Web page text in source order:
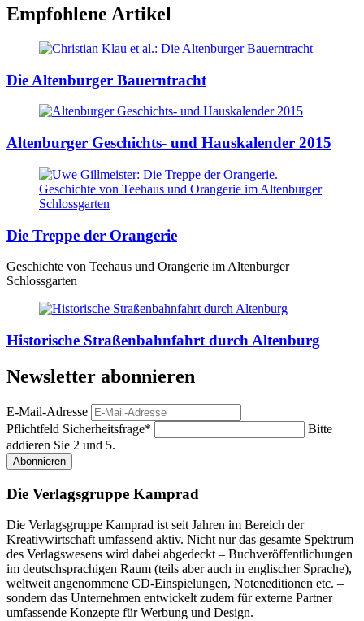
Empfohlene Artikel
Die Altenburger Bauerntracht
Altenburger Geschichts- und Hauskalender 2015
Die Treppe der Orangerie
Geschichte von Teehaus und Orangerie im Altenburger
Schlossgarten
Historische Straßenbahnfahrt durch Altenburg
Newsletter abonnieren
E-Mail-Adresse
Pflichtfeld Sicherheitsfrage*
Bitte
addieren Sie 2 und 5.
Abonnieren
Die Verlagsgruppe Kamprad
Die Verlagsgruppe Kamprad ist seit Jahren im Bereich der
Kreativwirtschaft umfassend aktiv. Nicht nur das gesamte Spektrum
des Verlagswesens wird dabei abgedeckt – Buchveröffentlichungen
im deutschsprachigen Raum (teils aber auch in englischer Sprache),
weltweit angenommene CD-Einspielungen, Noteneditionen etc. –
sondern das Unternehmen entwickelt zudem für externe Partner
umfassende Konzepte für Werbung und Design.